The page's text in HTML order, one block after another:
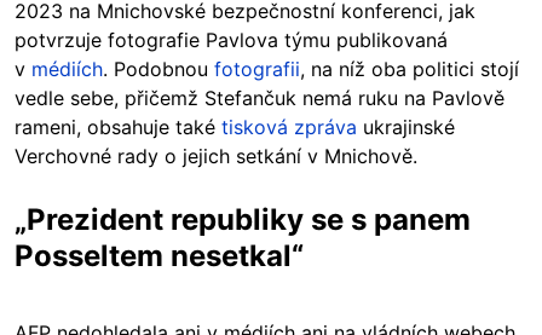
2023 na Mnichovské bezpečnostní konferenci, jak
potvrzuje fotografie Pavlova týmu publikovaná
v médiích. Podobnou fotografii, na níž oba politici stojí
vedle sebe, přičemž Stefančuk nemá ruku na Pavlově
rameni, obsahuje také tisková zpráva ukrajinské
Verchovné rady o jejich setkání v Mnichově.
„Prezident republiky se s panem
Posseltem nesetkal“